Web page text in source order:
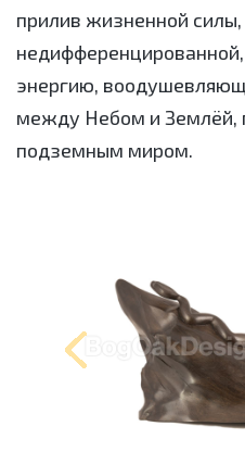
прилив жизненной
энергию,
между Небом и Землёй,
подземным миром.